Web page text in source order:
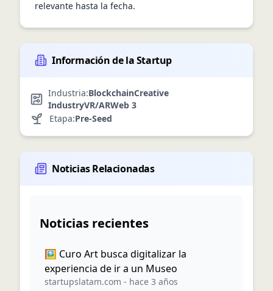
relevante hasta la fecha.
Información de la Startup
Industria:BlockchainCreative
IndustryVR/ARWeb 3
Etapa:Pre-Seed
Noticias Relacionadas
Noticias recientes
🖼️ Curo Art busca digitalizar la
experiencia de ir a un Museo
startupslatam.com - hace 3 años